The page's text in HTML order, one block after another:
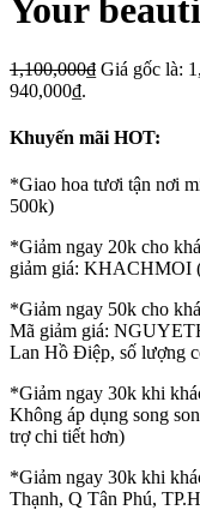
Your
1,100,000₫ Giá gốc là:
940,000₫.
Khuyến mãi HOT:
*Giao hoa tươi tận nơi
500k)
*Giảm ngay 20k cho
giảm giá: KHACHMOI
*Giảm ngay 50k cho
Mã giảm giá:
Lan Hồ Điệp, số lượng
*Giảm ngay 30k khi
Không áp dụng song
trợ chi tiết hơn)
*Giảm ngay 30k khi
Thạnh, Q Tân Phú,